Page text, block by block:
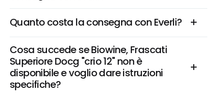
Quanto costa la consegna con Everli?
Cosa succede se Biowine, Frascati
Superiore Docg "crio 12" non è
disponibile e voglio dare istruzioni
specifiche?